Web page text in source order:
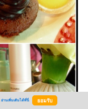
อ่านเพิ่มเติมได้ที่นี่